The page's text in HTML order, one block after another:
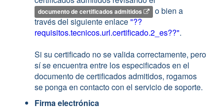
documento de certificados admitidos
o bien a
través del siguiente enlace"??
requisitos.tecnicos.url.certificado.2_es??".
Si su certificado no se valida correctamente, pero
sí se encuentra entre los especificados en el
documento de certificados admitidos, rogamos
se ponga en contacto con el servicio de soporte.
Firma electrónica